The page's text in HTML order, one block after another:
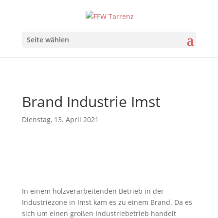
Seite wählen
Brand Industrie Imst
Dienstag, 13. April 2021
In einem holzverarbeitenden Betrieb in der
Industriezone in Imst kam es zu einem Brand. Da es
sich um einen großen Industriebetrieb handelt